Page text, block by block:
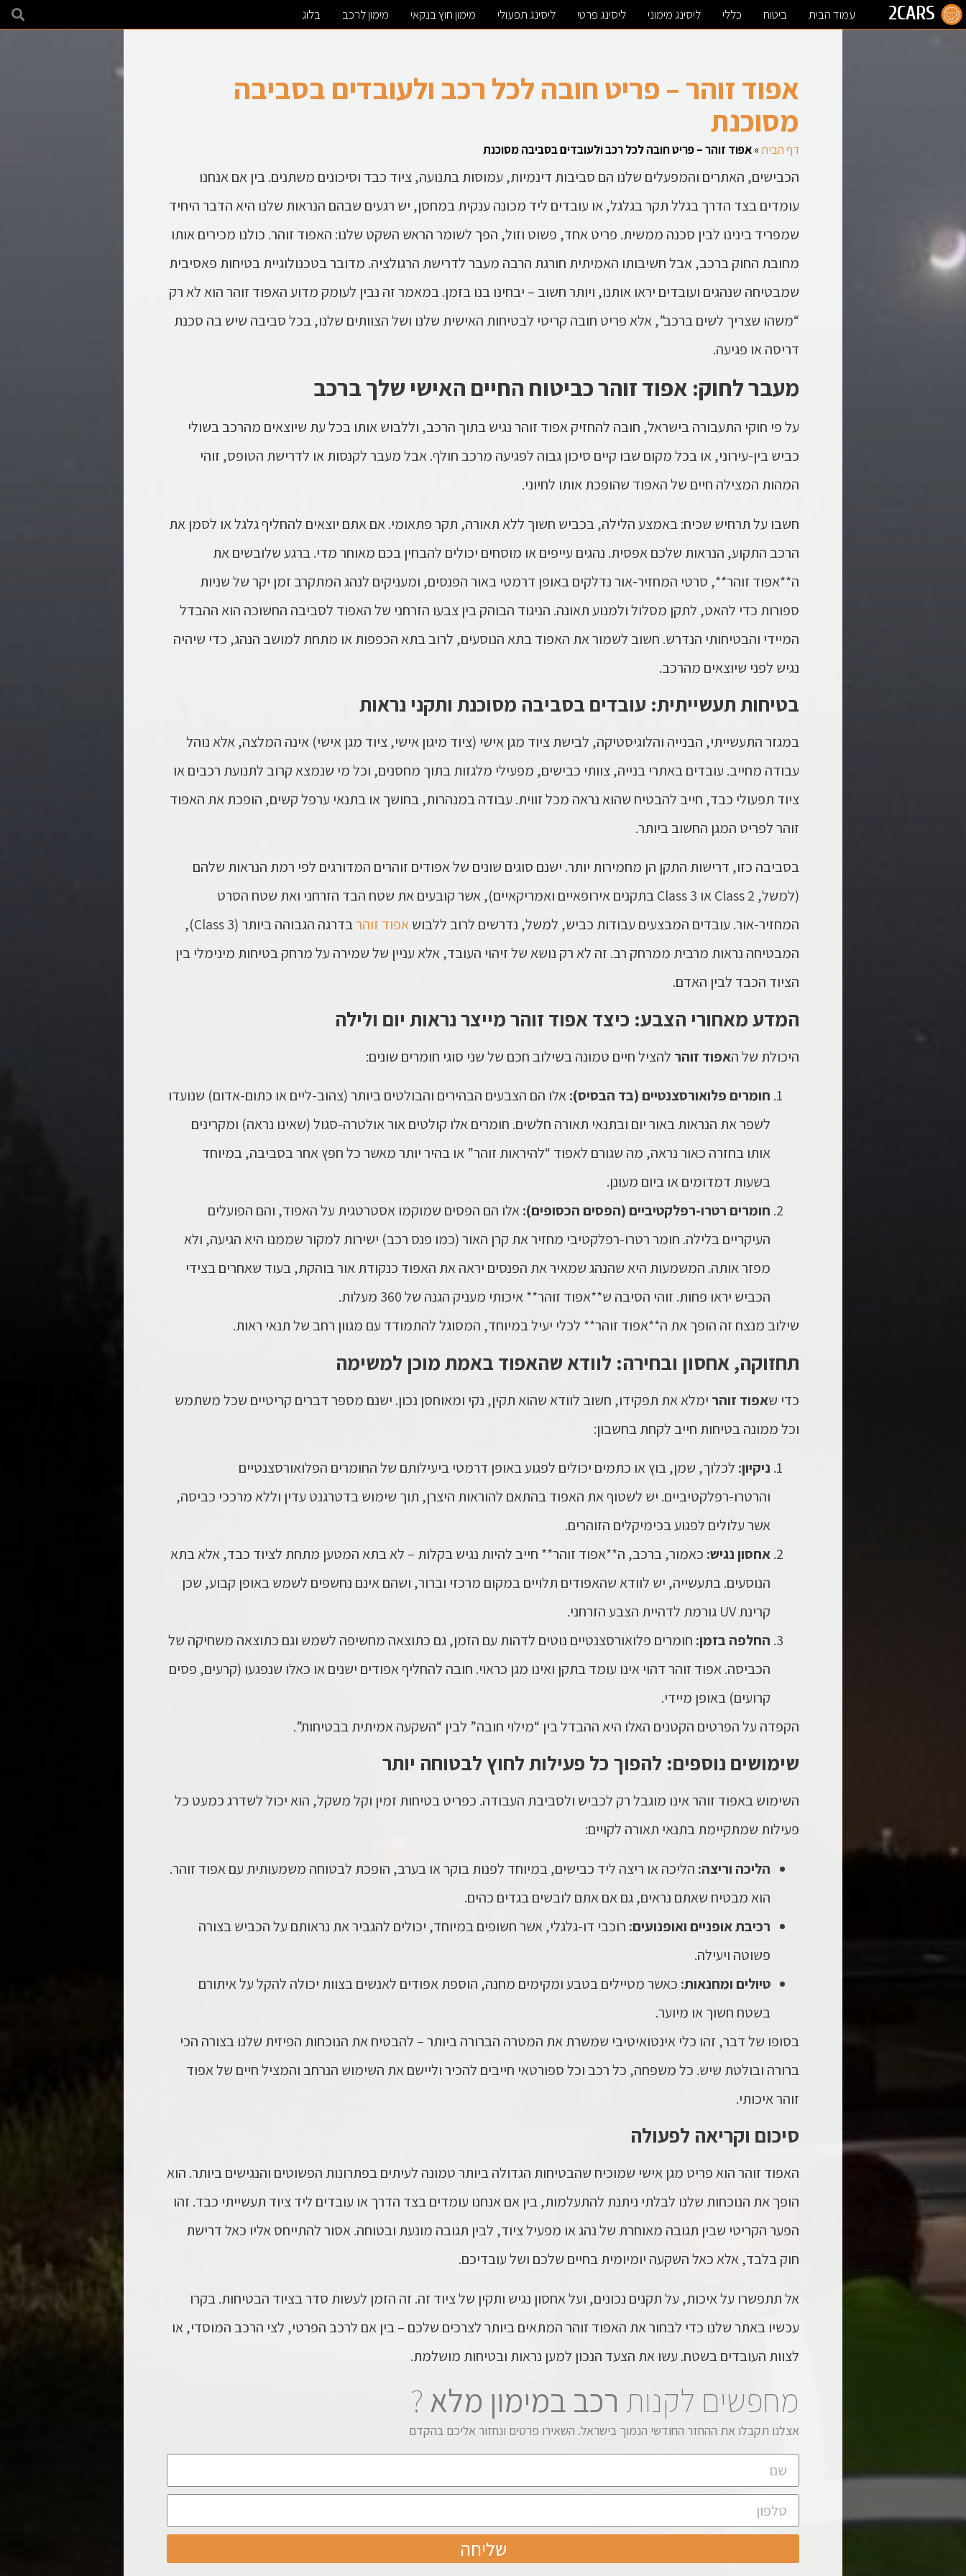
2CARS עמוד הבית ביטוח כללי ליסינג מימוני ליסינג פרטי ליסינג תפעולי מימון חוץ בנקאי מימון לרכב בלוג
אפוד זוהר – פריט חובה לכל רכב ולעובדים בסביבה
מסוכנת
דף הבית»אפוד זוהר – פריט חובה לכל רכב ולעובדים בסביבה מסוכנת
הכבישים, האתרים והמפעלים שלנו הם סביבות דינמיות, עמוסות בתנועה, ציוד כבד וסיכונים משתנים. בין אם אנחנו
עומדים בצד הדרך בגלל תקר בגלגל, או עובדים ליד מכונה ענקית במחסן, יש רגעים שבהם הנראות שלנו היא הדבר היחיד
שמפריד בינינו לבין סכנה ממשית. פריט אחד, פשוט וזול, הפך לשומר הראש השקט שלנו: האפוד זוהר. כולנו מכירים אותו
מחובת החוק ברכב, אבל חשיבותו האמיתית חורגת הרבה מעבר לדרישת הרגולציה. מדובר בטכנולוגיית בטיחות פאסיבית
שמבטיחה שנהגים ועובדים יראו אותנו, ויותר חשוב – יבחינו בנו בזמן. במאמר זה נבין לעומק מדוע האפוד זוהרהוא לא רק
“משהו שצריך לשים ברכב”, אלא פריט חובה קריטי לבטיחות האישית שלנו ושל הצוותים שלנו, בכל סביבה שיש בה סכנת
דריסה או פגיעה.
מעבר לחוק: אפוד זוהר כביטוח החיים האישי שלך ברכב
על פי חוקי התעבורה בישראל, חובה להחזיקאפוד זוהרנגיש בתוך הרכב, וללבוש אותו בכל עת שיוצאים מהרכב בשולי
כביש בין-עירוני, או בכל מקום שבו קיים סיכון גבוה לפגיעה מרכב חולף. אבל מעבר לקנסות או לדרישת הטופס, זוהי
המהות המצילה חיים של האפוד שהופכת אותו לחיוני.
חשבו על תרחיש שכיח: באמצע הלילה, בכביש חשוך ללא תאורה, תקר פתאומי. אם אתם יוצאים להחליף גלגל או לסמן את
הרכב התקוע, הנראות שלכם אפסית. נהגים עייפים או מוסחים יכולים להבחין בכם מאוחר מדי. ברגע שלובשים את
ה**אפוד זוהר**, סרטי המחזיר-אור נדלקים באופן דרמטי באור הפנסים, ומעניקים לנהג המתקרב זמן יקר של שניות
ספורות כדי להאט, לתקן מסלול ולמנוע תאונה. הניגוד הבוהק בין צבעו הזרחני של האפוד לסביבה החשוכה הוא ההבדל
המיידי והבטיחותי הנדרש. חשוב לשמור את האפוד בתא הנוסעים, לרוב בתא הכפפות או מתחת למושב הנהג, כדי שיהיה
נגיש לפני שיוצאים מהרכב.
בטיחות תעשייתית: עובדים בסביבה מסוכנת ותקני נראות
במגזר התעשייתי, הבנייה והלוגיסטיקה, לבישת ציוד מגן אישי (ציוד מיגון אישי, ציוד מגן אישי) אינה המלצה, אלא נוהל
עבודה מחייב. עובדים באתרי בנייה, צוותי כבישים, מפעילי מלגזות בתוך מחסנים, וכל מי שנמצא קרוב לתנועת רכבים או
ציוד תפעולי כבד, חייב להבטיח שהוא נראה מכל זווית. עבודה במנהרות, בחושך או בתנאי ערפל קשים, הופכת את האפוד
זוהרלפריט המגן החשוב ביותר.
בסביבה כזו, דרישות התקן הן מחמירות יותר. ישנם סוגים שונים של אפודים זוהרים המדורגים לפי רמת הנראות שלהם
(למשל, Class 2 או Class 3 בתקנים אירופאיים ואמריקאיים), אשר קובעים את שטח הבד הזרחני ואת שטח הסרט
המחזיר-אור. עובדים המבצעים עבודות כביש, למשל, נדרשים לרוב ללבושאפוד זוהר
בדרגה הגבוהה ביותר (Class 3),
המבטיחה נראות מרבית ממרחק רב. זה לא רק נושא של זיהוי העובד, אלא עניין של שמירה על מרחק בטיחות מינימלי בין
הציוד הכבד לבין האדם.
המדע מאחורי הצבע: כיצד אפוד זוהר מייצר נראות יום ולילה
היכולת של האפוד זוהר להציל חיים טמונה בשילוב חכם של שני סוגי חומרים שונים:
חומרים פלואורסצנטיים (בד הבסיס):אלו הם הצבעים הבהירים והבולטים ביותר (צהוב-ליים או כתום-אדום) שנועדו
לשפר את הנראותבאור יום ובתנאי תאורה חלשים. חומרים אלו קולטים אור אולטרה-סגול (שאינו נראה) ומקרינים
אותו בחזרה כאור נראה, מה שגורם לאפוד “להיראות זוהר” או בהיר יותר מאשר כל חפץ אחר בסביבה, במיוחד
בשעות דמדומים או ביום מעונן.
חומרים רטרו-רפלקטיביים (הפסים הכסופים):אלו הם הפסים שמוקמו אסטרטגית על האפוד, והם הפועלים
העיקרייםבלילה. חומר רטרו-רפלקטיבי מחזיר את קרן האור (כמו פנס רכב) ישירות למקור שממנו היא הגיעה, ולא
מפזר אותה. המשמעות היא שהנהג שמאיר את הפנסים יראה את האפוד כנקודת אור בוהקת, בעוד שאחרים בצידי
הכביש יראו פחות. זוהי הסיבה ש**אפוד זוהר** איכותי מעניק הגנה של 360 מעלות.
שילוב מנצח זה הופך את ה**אפוד זוהר** לכלי יעיל במיוחד, המסוגל להתמודד עם מגוון רחב של תנאי ראות.
תחזוקה, אחסון ובחירה: לוודא שהאפוד באמת מוכן למשימה
כדי שאפוד זוהר ימלא את תפקידו, חשוב לוודא שהוא תקין, נקי ומאוחסן נכון. ישנם מספר דברים קריטיים שכל משתמש
וכל ממונה בטיחות חייב לקחת בחשבון:
ניקיון: לכלוך, שמן, בוץ או כתמים יכולים לפגוע באופן דרמטי ביעילותם של החומרים הפלואורסצנטיים
והרטרו-רפלקטיביים. יש לשטוף את האפוד בהתאם להוראות היצרן, תוך שימוש בדטרגנט עדין וללא מרככי כביסה,
אשר עלולים לפגוע בכימיקלים הזוהרים.
אחסון נגיש: כאמור, ברכב, ה**אפוד זוהר** חייב להיות נגיש בקלות – לא בתא המטען מתחת לציוד כבד, אלא בתא
הנוסעים. בתעשייה, יש לוודא שהאפודים תלויים במקום מרכזי וברור, ושהם אינם נחשפים לשמש באופן קבוע, שכן
קרינת UV גורמת לדהיית הצבע הזרחני.
החלפה בזמן: חומרים פלואורסצנטיים נוטים לדהות עם הזמן, גם כתוצאה מחשיפה לשמש וגם כתוצאה משחיקה של
הכביסה.אפוד זוהרדהוי אינו עומד בתקן ואינו מגן כראוי. חובה להחליף אפודים ישנים או כאלו שנפגעו (קרעים, פסים
קרועים) באופן מיידי.
הקפדה על הפרטים הקטנים האלו היא ההבדל בין “מילוי חובה” לבין “השקעה אמיתית בבטיחות”.
שימושים נוספים: להפוך כל פעילות לחוץ לבטוחה יותר
השימוש באפוד זוהראינו מוגבל רק לכביש ולסביבת העבודה. כפריט בטיחות זמין וקל משקל, הוא יכול לשדרג כמעט כל
פעילות שמתקיימת בתנאי תאורה לקויים:
הליכה וריצה: הליכה או ריצה ליד כבישים, במיוחד לפנות בוקר או בערב, הופכת לבטוחה משמעותית עםאפוד זוהר.
הוא מבטיח שאתם נראים, גם אם אתם לובשים בגדים כהים.
רכיבת אופניים ואופנועים: רוכבי דו-גלגלי, אשר חשופים במיוחד, יכולים להגביר את נראותם על הכביש בצורה
פשוטה ויעילה.
טיולים ומחנאות: כאשר מטיילים בטבע ומקימים מחנה, הוספת אפודים לאנשים בצוות יכולה להקל על איתורם
בשטח חשוך או מיוער.
בסופו של דבר, זהו כלי אינטואיטיבי שמשרת את המטרה הברורה ביותר – להבטיח את הנוכחות הפיזית שלנו בצורה הכי
ברורה ובולטת שיש. כל משפחה, כל רכב וכל ספורטאי חייבים להכיר וליישם את השימוש הנרחב והמציל חיים שלאפוד
זוהראיכותי.
סיכום וקריאה לפעולה
האפוד זוהרהוא פריט מגן אישי שמוכיח שהבטיחות הגדולה ביותר טמונה לעיתים בפתרונות הפשוטים והנגישים ביותר. הוא
הופך את הנוכחות שלנו לבלתי ניתנת להתעלמות, בין אם אנחנו עומדים בצד הדרך או עובדים ליד ציוד תעשייתי כבד. זהו
הפער הקריטי שבין תגובה מאוחרת של נהג או מפעיל ציוד, לבין תגובה מונעת ובטוחה. אסור להתייחס אליו כאל דרישת
חוק בלבד, אלא כאל השקעה יומיומית בחיים שלכם ושל עובדיכם.
אל תתפשרו על איכות, על תקנים נכונים, ועל אחסון נגיש ותקין של ציוד זה. זה הזמן לעשות סדר בציוד הבטיחות.בקרו
עכשיו באתר שלנו כדי לבחור את האפוד זוהרהמתאים ביותר לצרכים שלכם – בין אם לרכב הפרטי, לצי הרכב המוסדי, או
לצוות העובדים בשטח. עשו את הצעד הנכון למען נראות ובטיחות מושלמת.
מחפשים לקנות רכב במימון מלא ?
אצלנו תקבלו את ההחזר החודשי הנמוך בישראל. השאירו פרטים ונחזור אליכם בהקדם
שליחה